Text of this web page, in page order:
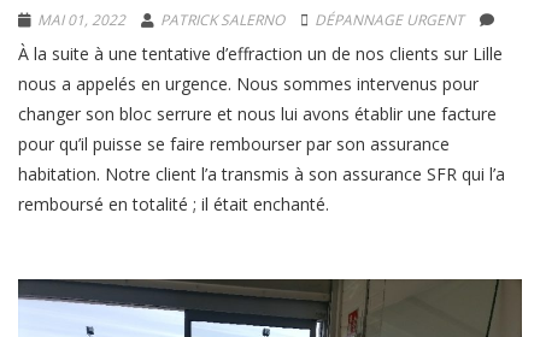
MAI 01, 2022 PATRICK SALERNO DÉPANNAGE URGENT
À la suite à une tentative d’effraction un de nos clients sur Lille
nous a appelés en urgence. Nous sommes intervenus pour
changer son bloc serrure et nous lui avons établir une facture
pour qu’il puisse se faire rembourser par son assurance
habitation. Notre client l’a transmis à son assurance SFR qui l’a
remboursé en totalité ; il était enchanté.